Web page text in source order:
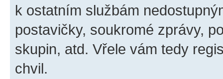
k ostatním službám
postavičky, soukromé zprávy,
skupin, atd. Vřele vám tedy
chvil.